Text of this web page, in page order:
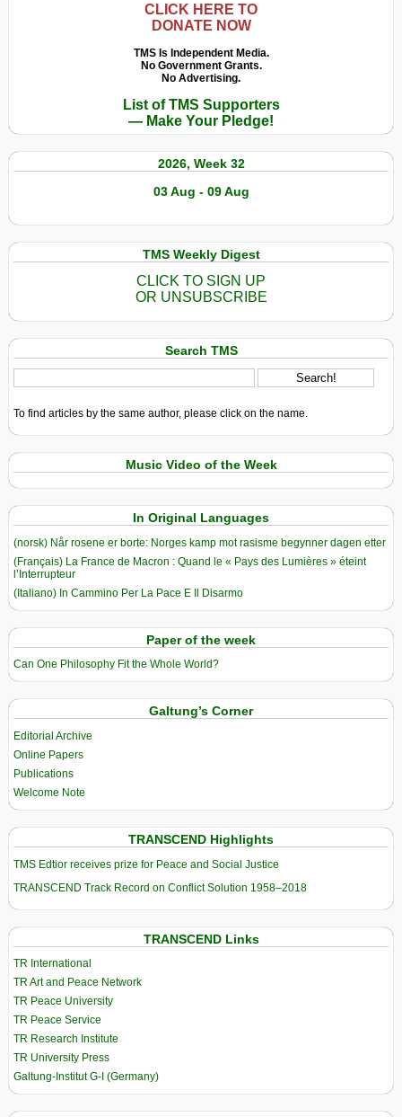
CLICK HERE TO
DONATE NOW
TMS Is Independent Media.
No Government Grants.
No Advertising.
List of TMS Supporters
— Make Your Pledge!
2026, Week 32
03 Aug - 09 Aug
TMS Weekly Digest
CLICK TO SIGN UP
OR UNSUBSCRIBE
Search TMS
To find articles by the same author, please click on the name.
Music Video of the Week
In Original Languages
(norsk) Når rosene er borte: Norges kamp mot rasisme begynner dagen etter
(Français) La France de Macron : Quand le « Pays des Lumières » éteint
l’Interrupteur
(Italiano) In Cammino Per La Pace E Il Disarmo
Paper of the week
Can One Philosophy Fit the Whole World?
Galtung’s Corner
Editorial Archive
Online Papers
Publications
Welcome Note
TRANSCEND Highlights
TMS Edtior receives prize for Peace and Social Justice
TRANSCEND Track Record on Conflict Solution 1958–2018
TRANSCEND Links
TR International
TR Art and Peace Network
TR Peace University
TR Peace Service
TR Research Institute
TR University Press
Galtung-Institut G-I (Germany)